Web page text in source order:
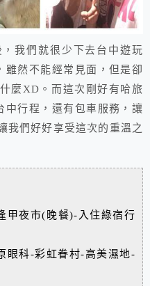
我們就很少下去台中遊玩
雖然不能經常見面，但是卻
麼XD。而這次剛好有哈旅
中行程，還有包車服務，讓
我們好好享受這次的重溫之
甲夜市(晚餐)-入住綠宿行
眼科-彩虹眷村-高美濕地-